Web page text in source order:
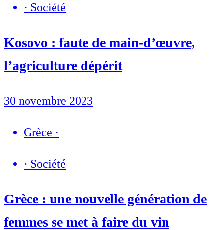
· Société
Kosovo : faute de main-d’œuvre,
l’agriculture dépérit
30 novembre 2023
Grèce ·
· Société
Grèce : une nouvelle génération de
femmes se met à faire du vin